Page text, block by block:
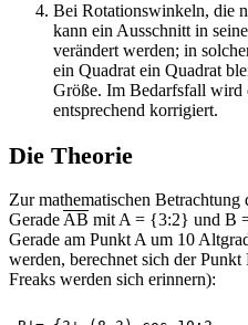
Bei Rotationswinkeln, die
kann ein Ausschnitt in
verändert werden; in
ein Quadrat ein Quadrat
Größe. Im Bedarfsfall wird
entsprechend korrigiert.
Die Theorie
Zur mathematischen
Gerade AB mit A = {3:2} und B
Gerade am Punkt A um 10
werden, berechnet sich der
Freaks werden sich erinnern):